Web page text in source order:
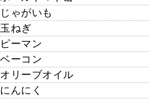
じゃがいも
玉ねぎ
ピーマン
ベーコン
オリーブオイル
にんにく